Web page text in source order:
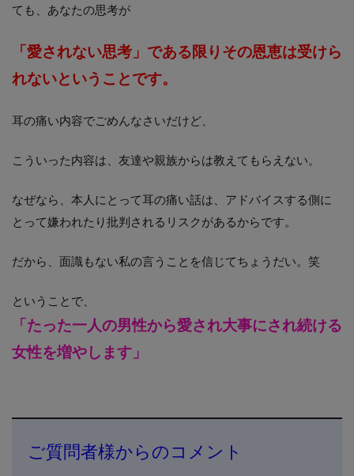
ても、あなたの思考が
「愛されない思考」である限り その恩恵は受けら
れないということです。
耳の痛い内容でごめんなさいだけど、
こういった内容は、友達や親族からは教えてもらえない。
なぜなら、本人にとって耳の痛い話は、アドバイスする側に
とって嫌われたり批判されるリスクがあるからです。
だから、面識もない私の言うことを信じてちょうだい。笑
ということで、
「たった一人の男性から愛され大事にされ続ける
女性を増やします」
ご質問者様からのコメント